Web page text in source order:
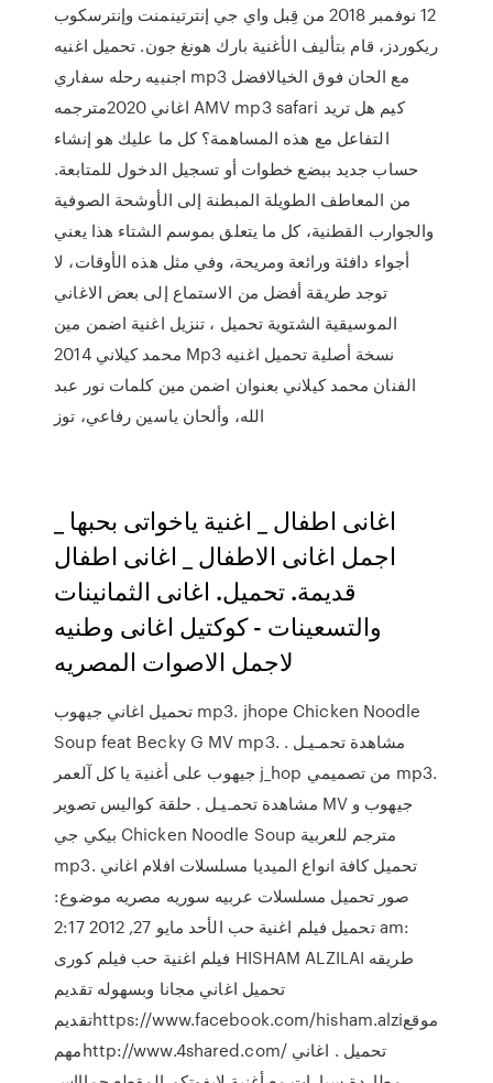
12 نوفمبر 2018 من قِبل واي جي إنترتينمنت وإنترسكوب
ريكوردز، قام بتأليف الأغنية بارك هونغ جون. تحميل اغنيه
اجنبيه رحله سفاري mp3 مع الحان فوق الخيالافضل
اغاني 2020مترجمه AMV mp3 safari كيم هل تريد
التفاعل مع هذه المساهمة؟ كل ما عليك هو إنشاء
حساب جديد ببضع خطوات أو تسجيل الدخول للمتابعة.
من المعاطف الطويلة المبطنة إلى الأوشحة الصوفية
والجوارب القطنية، كل ما يتعلق بموسم الشتاء هذا يعني
أجواء دافئة ورائعة ومريحة، وفي مثل هذه الأوقات، لا
توجد طريقة أفضل من الاستماع إلى بعض الاغاني
الموسيقية الشتوية تحميل ، تنزيل اغنية اضمن مين
محمد كيلاني 2014 Mp3 نسخة أصلية تحميل اغنيه
الفنان محمد كيلاني بعنوان اضمن مين كلمات نور عبد
الله، وألحان ياسين رفاعي، توز
اغانى اطفال _ اغنية ياخواتى بحبها _
اجمل اغانى الاطفال _ اغانى اطفال
قديمة. تحميل. اغانى الثمانينات
والتسعينات - كوكتيل اغانى وطنيه
لاجمل الاصوات المصريه
تحميل اغاني جيهوب mp3. jhope Chicken Noodle
Soup feat Becky G MV mp3. مشاهدة تحمـيـل .
جيهوب على أغنية يا كل آلعمر j_hop من تصميمي mp3.
مشاهدة تحمـيـل . حلقة كواليس تصوير MV جيهوب و
بيكي جي Chicken Noodle Soup مترجم للعربية
mp3. تحميل كافة انواع الميديا مسلسلات افلام اغاني
صور تحميل مسلسلات عربيه سوريه مصريه موضوع:
تحميل فيلم اغنية حب الأحد مايو 27, 2012 2:17 am:
فيلم اغنية حب فيلم كورى HISHAM ALZILAI طريقه
تحميل اغاني مجانا وبسهوله تقديم
تقديمhttps://www.facebook.com/hisham.alziموقع
مهمhttp://www.4shared.com/ تحميل . اغاني